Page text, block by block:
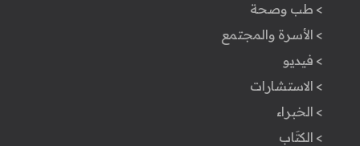
> طب وصحة
> الأسرة والمجتمع
> فيديو
> الاستشارات
> الخبراء
> الكتَاب